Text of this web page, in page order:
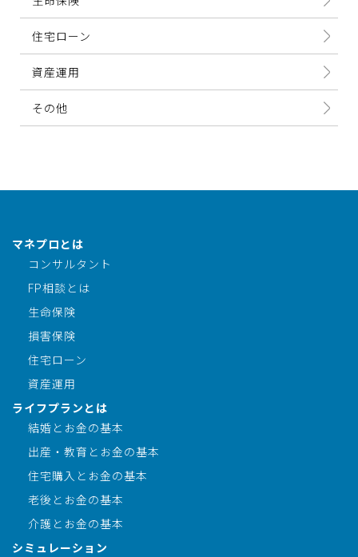
住宅ローン
資産運用
その他
マネプロとは
コンサルタント
FP相談とは
生命保険
損害保険
住宅ローン
資産運用
ライフプランとは
結婚とお金の基本
出産・教育とお金の基本
住宅購入とお金の基本
老後とお金の基本
介護とお金の基本
シミュレーション